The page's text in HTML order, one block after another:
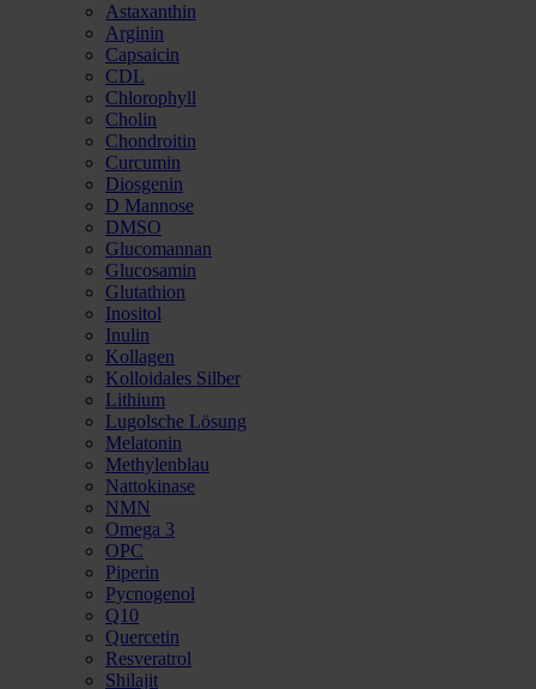
Astaxanthin
Arginin
Capsaicin
CDL
Chlorophyll
Cholin
Chondroitin
Curcumin
Diosgenin
D Mannose
DMSO
Glucomannan
Glucosamin
Glutathion
Inositol
Inulin
Kollagen
Kolloidales Silber
Lithium
Lugolsche Lösung
Melatonin
Methylenblau
Nattokinase
NMN
Omega 3
OPC
Piperin
Pycnogenol
Q10
Quercetin
Resveratrol
Shilajit